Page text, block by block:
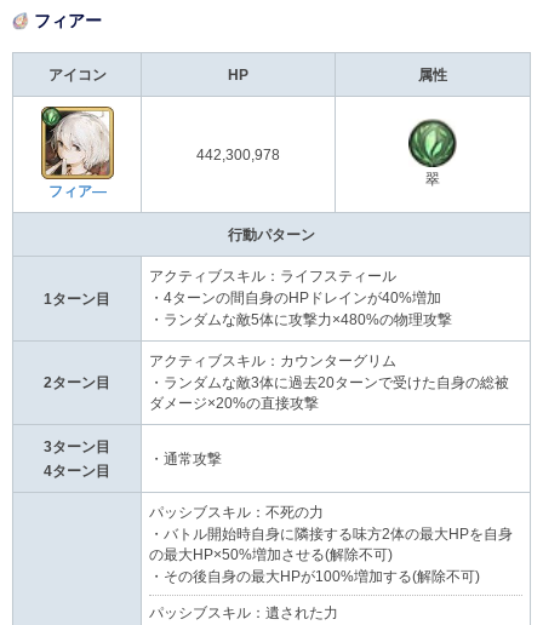
フィアー
アイコン HP 属性
フィア―
442,300,978
翠
行動パターン
1ターン目
アクティブスキル：ライフスティール
・4ターンの間自身のHPドレインが40%増加
・ランダムな敵5体に攻撃力×480%の物理攻撃
2ターン目
アクティブスキル：カウンターグリム
・ランダムな敵3体に過去20ターンで受けた自身の総被
ダメージ×20%の直接攻撃
3ターン目
4ターン目
・通常攻撃
パッシブスキル：不死の力
・バトル開始時自身に隣接する味方2体の最大HPを自身
の最大HP×50%増加させる(解除不可)
・その後自身の最大HPが100%増加する(解除不可)
パッシブスキル：遺された力